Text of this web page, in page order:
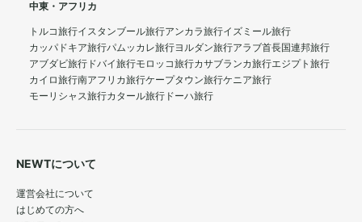
中東・アフリカ
トルコ旅行イスタンブール旅行アンカラ旅行イズミール旅行
カッパドキア旅行パムッカレ旅行ヨルダン旅行アラブ首長国連邦旅行
アブダビ旅行 ドバイ旅行モロッコ旅行カサブランカ旅行エジプト旅行
カイロ旅行南アフリカ旅行ケープタウン旅行ケニア旅行
モーリシャス旅行カタール旅行 ドーハ旅行
NEWTについて
運営会社について
はじめての方へ